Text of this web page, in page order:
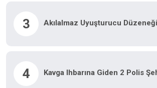
3 Akılalmaz Uyuşturucu
4 Kavga Ihbarına Giden 2 Polis